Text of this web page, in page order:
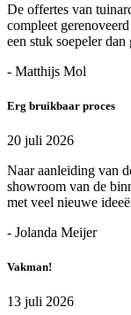
De offertes van
compleet
een stuk soepeler
- Matthijs Mol
Erg bruikbaar proces
20 juli 2026
Naar aanleiding van
showroom van de
met veel nieuwe
- Jolanda Meijer
Vakman!
13 juli 2026